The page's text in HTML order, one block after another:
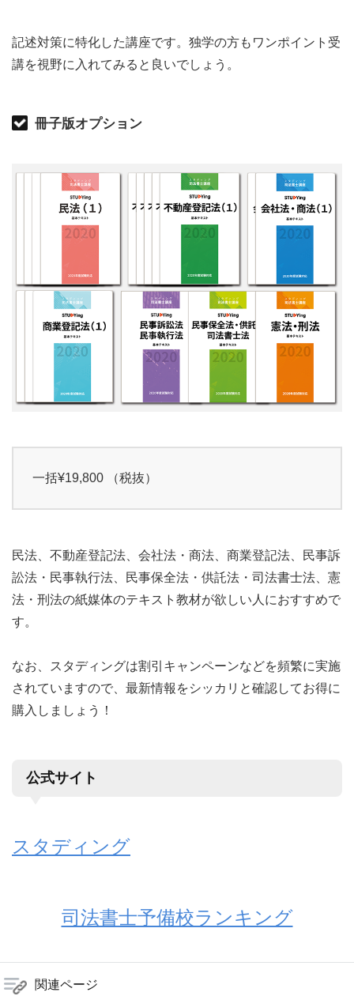
記述対策に特化した講座です。独学の方もワンポイント受
講を視野に入れてみると良いでしょう。
冊子版オプション
一括¥19,800 （税抜）
民法、不動産登記法、会社法・商法、商業登記法、民事訴
訟法・民事執行法、民事保全法・供託法・司法書士法、憲
法・刑法の紙媒体のテキスト教材が欲しい人におすすめで
す。
なお、スタディングは割引キャンペーンなどを頻繁に実施
されていますので、最新情報をシッカリと確認してお得に
購入しましょう！
公式サイト
スタディング
司法書士予備校ランキング
関連ページ